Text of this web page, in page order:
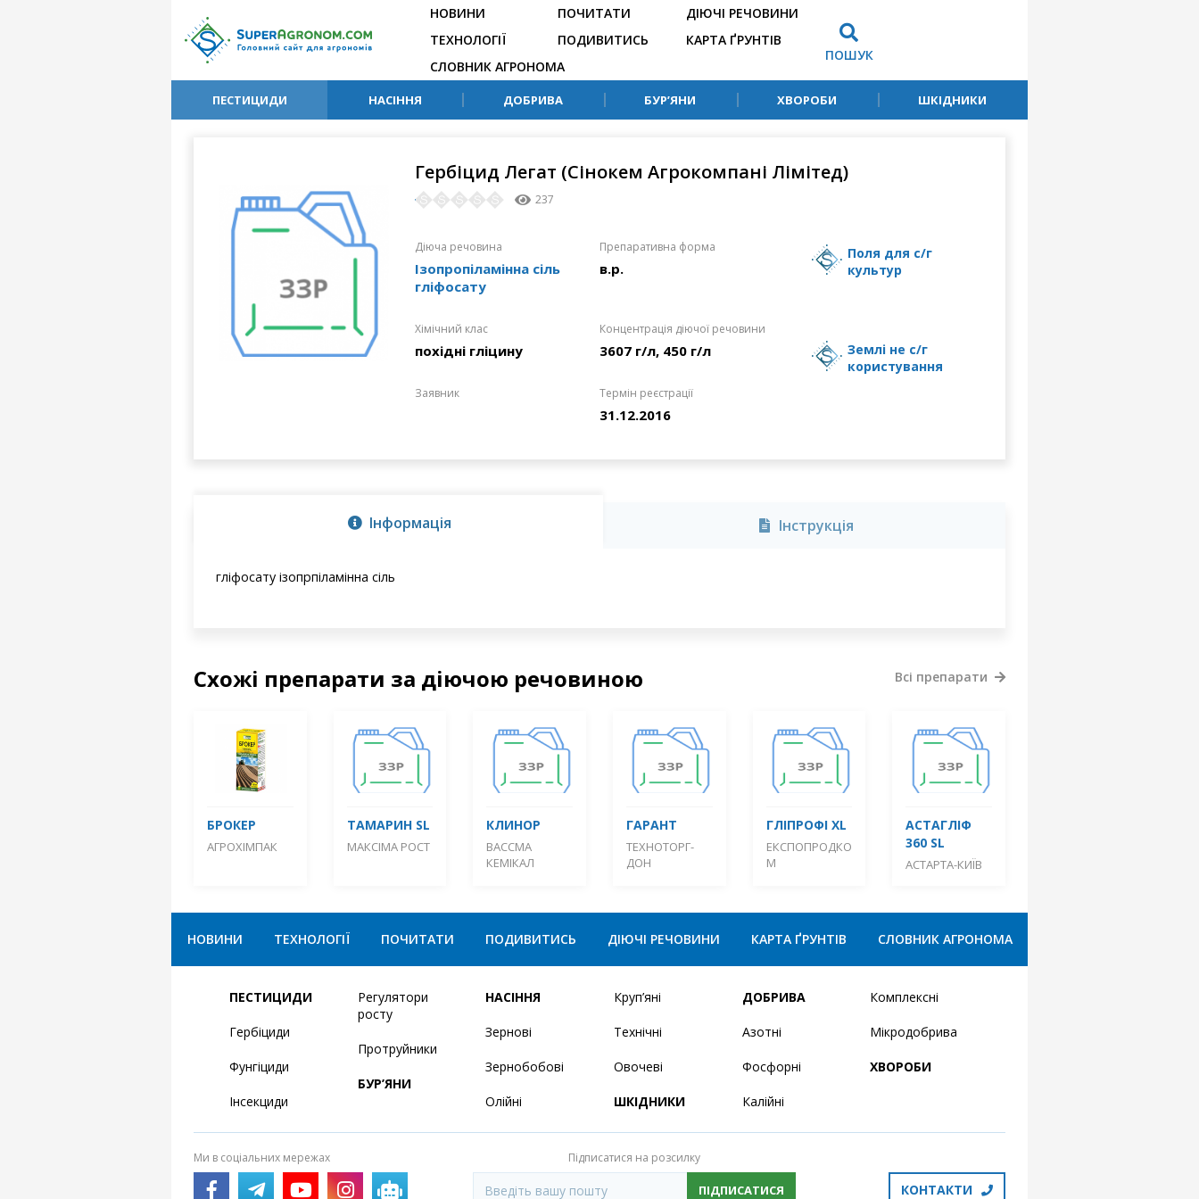
НОВИНИ
ТЕХНОЛОГІЇ
ПОЧИТАТИ
ПОДИВИТИСЬ
ДІЮЧІ РЕЧОВИНИ
КАРТА ҐРУНТІВ
СЛОВНИК АГРОНОМА
ПОШУК
ПЕСТИЦИДИ НАСІННЯ ДОБРИВА БУР’ЯНИ ХВОРОБИ ШКІДНИКИ
Гербіцид Легат (Сінокем Агрокомпані Лімітед)
237
Діюча речовина
Ізопропіламінна сіль
гліфосату
Препаративна форма
в.р.
Хімічний клас
похідні гліцину
Концентрація діючої речовини
3607 г/л, 450 г/л
Заявник Термін реєстрації
31.12.2016
поля для с/г
культур
землі не с/г
користування
Інформація Інструкція
гліфосату ізопрпіламінна сіль
Схожі препарати за діючою речовиною
БРОКЕР
АГРОХІМПАК
ТАМАРИН SL
МАКСІМА РОСТ
КЛИНОР
ВАССМА
КЕМІКАЛ
ГАРАНТ
ТЕХНОТОРГ-
ДОН
ГЛІПРОФІ XL
ЕКСПОПРОДКО
М
АСТАГЛІФ
360 SL
АСТАРТА-КИЇВ
Всі препарати
НОВИНИ ТЕХНОЛОГІЇ ПОЧИТАТИ ПОДИВИТИСЬ ДІЮЧІ РЕЧОВИНИ КАРТА ҐРУНТІВ СЛОВНИК АГРОНОМА
ПЕСТИЦИДИ
Гербіциди
Фунгіциди
Інсекциди
Регулятори
росту
Протруйники
БУР’ЯНИ
НАСІННЯ
Зернові
Зернобобові
Олійні
Круп’яні
Технічні
Овочеві
ШКІДНИКИ
ДОБРИВА
Азотні
Фосфорні
Калійні
Комплексні
Мікродобрива
ХВОРОБИ
Ми в соціальних мережах Підписатися на розсилку
ПІДПИСАТИСЯ КОНТАКТИ